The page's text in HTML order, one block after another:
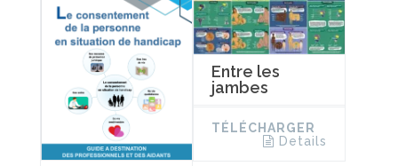
Entre les
jambes
TÉLÉCHARGER
Details